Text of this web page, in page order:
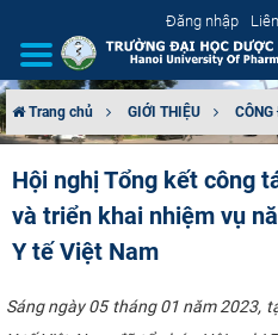
Đăng nhập
CƠ CẤU TỔ CHỨC
TUYỂN SINH
Trang chủ GIỚI THIỆU
Hội nghị Tổng kết công
và triển khai nhiệm vụ
Y tế Việt Nam
Sáng ngày 05 tháng 01 năm 2023,